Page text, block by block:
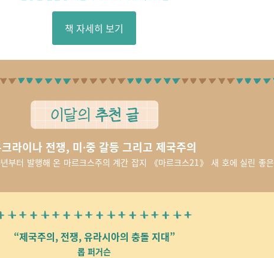
책 자세히 보기
라이나 전쟁, 미∙중 갈등 그리고 제국주의
부터 발행해 온 마르크스주의 계간 잡지 《마르크스21》 새 호에 실린 좋은
“제국주의, 전쟁, 유라시아의 충돌 지대”
롭 퍼거슨